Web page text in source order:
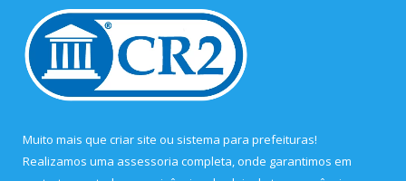
Muito mais que criar site ou sistema para prefeituras!
Realizamos uma assessoria completa, onde garantimos em